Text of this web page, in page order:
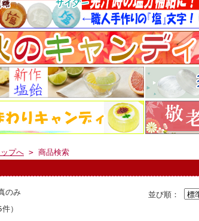
プへ > 商品検索
並び順：
のみ
）